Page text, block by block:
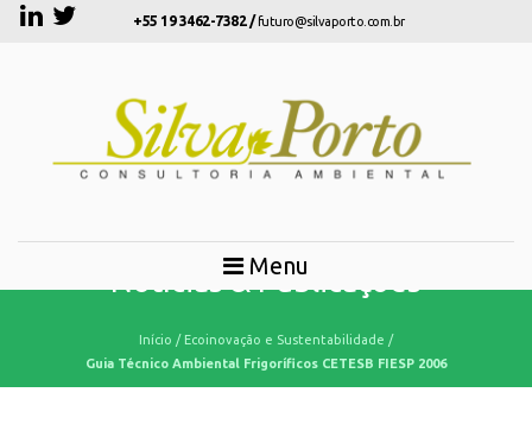
+55 19 3462-7382 /futuro@silvaporto.com.br
Menu
Notícias & Publicações
Início / Ecoinovação e Sustentabilidade /
Guia Técnico Ambiental Frigoríficos CETESB FIESP 2006